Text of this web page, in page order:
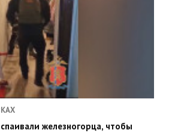
железногорца, чтобы